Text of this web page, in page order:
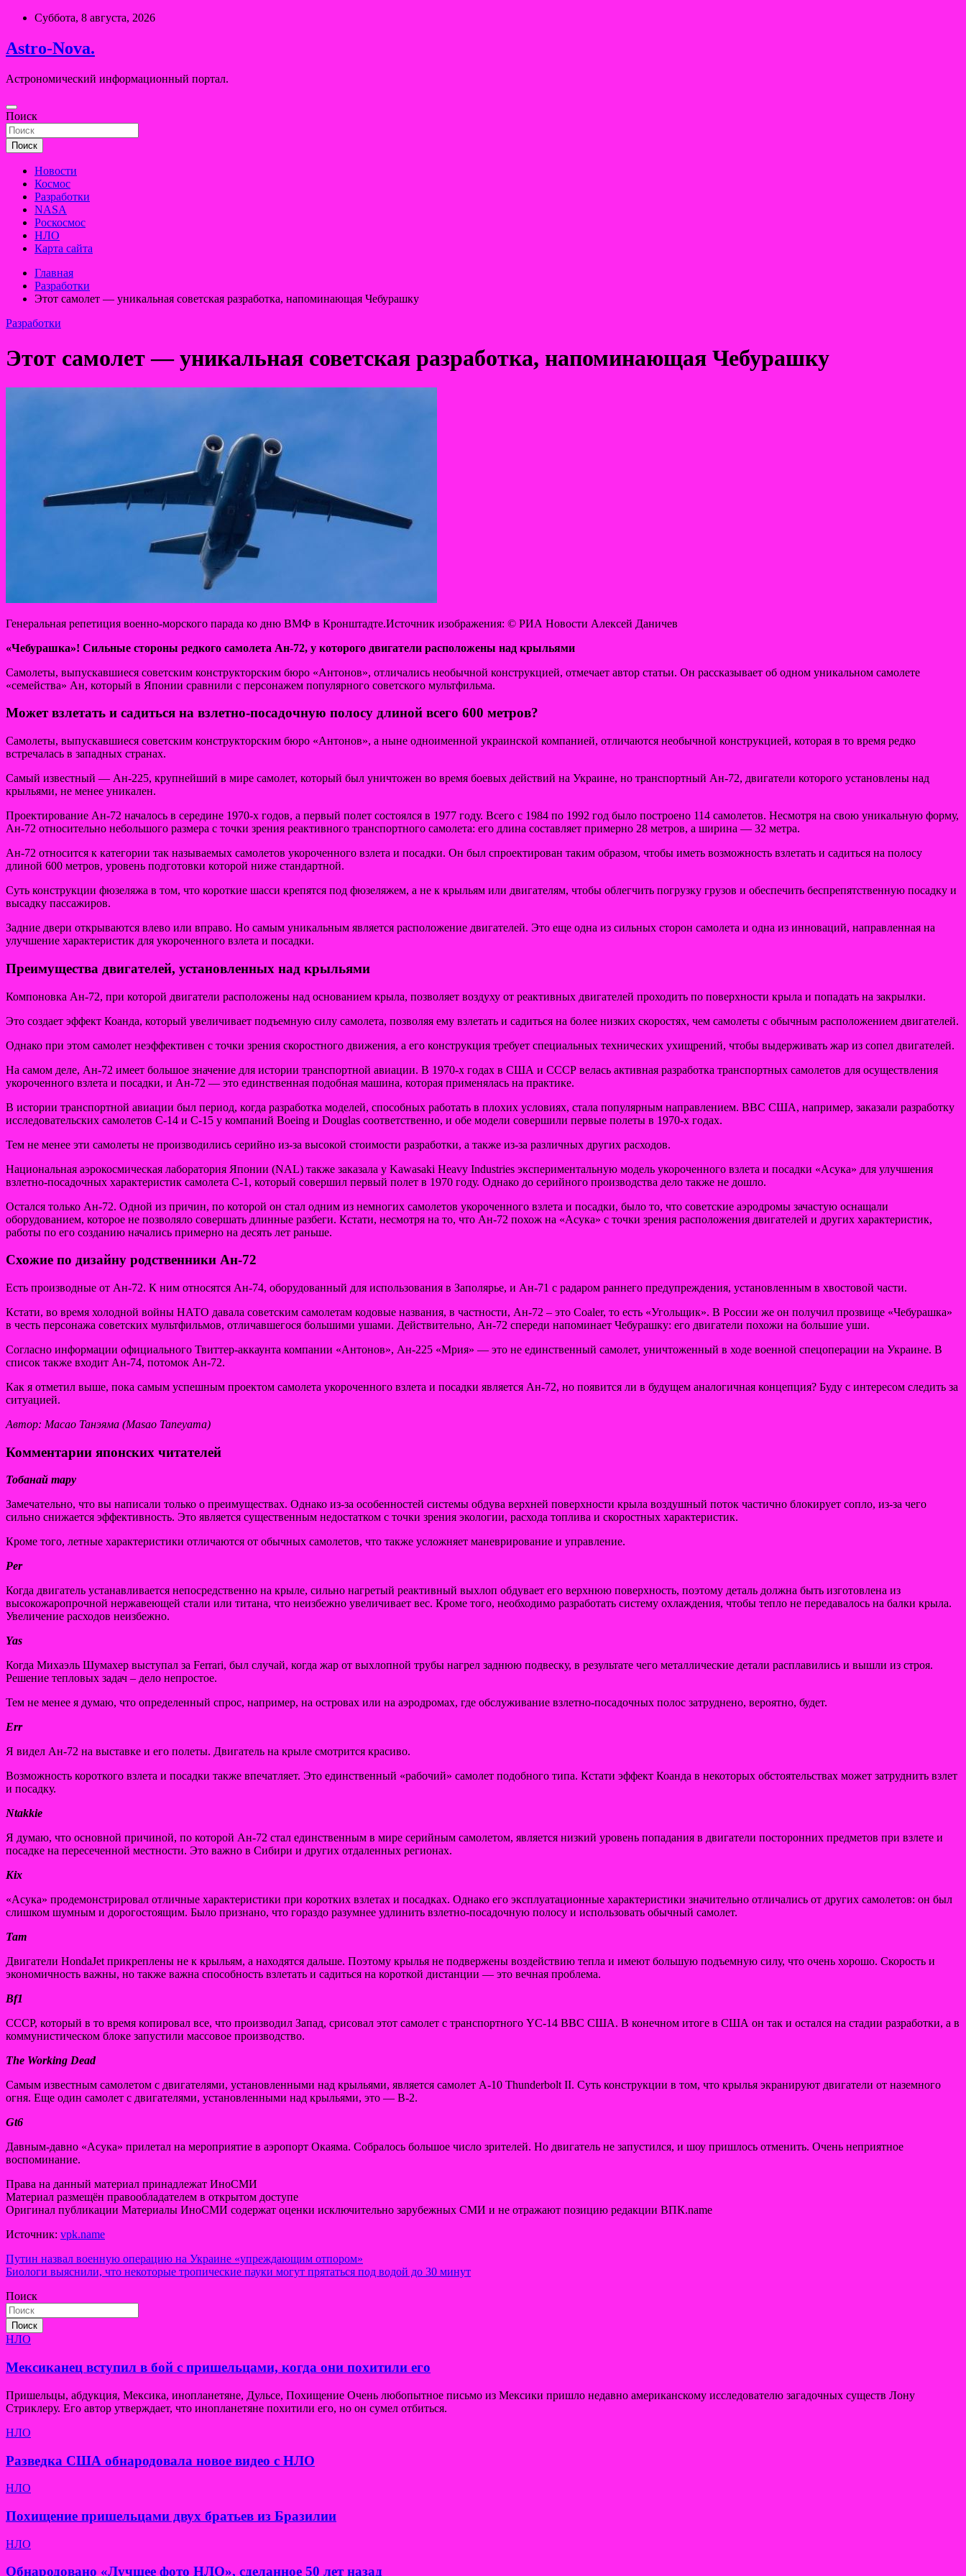
Перейти
содержимому
Суббота, 8 августа, 2026
Astro-Nova.
Астрономический информационный портал.
Поиск
Поиск
Новости
Космос
Разработки
NASA
Роскосмос
НЛО
Карта сайта
Главная
Разработки
Этот самолет — уникальная советская разработка, напоминающая Чебурашку
Разработки
Этот самолет — уникальная советская разработка, напоминающая Чебурашку
Генеральная репетиция военно-морского парада ко дню ВМФ в Кронштадте.Источник изображения: © РИА Новости Алексей Даничев
«Чебурашка»! Сильные стороны редкого самолета Ан-72, у которого двигатели расположены над крыльями
Самолеты, выпускавшиеся советским конструкторским бюро «Антонов», отличались необычной конструкцией, отмечает автор статьи. Он рассказывает об одном уникальном самолете
«семейства» Ан, который в Японии сравнили с персонажем популярного советского мультфильма.
Может взлетать и садиться на взлетно-посадочную полосу длиной всего 600 метров?
Самолеты, выпускавшиеся советским конструкторским бюро «Антонов», а ныне одноименной украинской компанией, отличаются необычной конструкцией, которая в то время редко
встречалась в западных странах.
Самый известный — Ан-225, крупнейший в мире самолет, который был уничтожен во время боевых действий на Украине, но транспортный Ан-72, двигатели которого установлены над
крыльями, не менее уникален.
Проектирование Ан-72 началось в середине 1970-х годов, а первый полет состоялся в 1977 году. Всего с 1984 по 1992 год было построено 114 самолетов. Несмотря на свою уникальную форму,
Ан-72 относительно небольшого размера с точки зрения реактивного транспортного самолета: его длина составляет примерно 28 метров, а ширина — 32 метра.
Ан-72 относится к категории так называемых самолетов укороченного взлета и посадки. Он был спроектирован таким образом, чтобы иметь возможность взлетать и садиться на полосу
длиной 600 метров, уровень подготовки которой ниже стандартной.
Суть конструкции фюзеляжа в том, что короткие шасси крепятся под фюзеляжем, а не к крыльям или двигателям, чтобы облегчить погрузку грузов и обеспечить беспрепятственную посадку и
высадку пассажиров.
Задние двери открываются влево или вправо. Но самым уникальным является расположение двигателей. Это еще одна из сильных сторон самолета и одна из инноваций, направленная на
улучшение характеристик для укороченного взлета и посадки.
Преимущества двигателей, установленных над крыльями
Компоновка Ан-72, при которой двигатели расположены над основанием крыла, позволяет воздуху от реактивных двигателей проходить по поверхности крыла и попадать на закрылки.
Это создает эффект Коанда, который увеличивает подъемную силу самолета, позволяя ему взлетать и садиться на более низких скоростях, чем самолеты с обычным расположением двигателей.
Однако при этом самолет неэффективен с точки зрения скоростного движения, а его конструкция требует специальных технических ухищрений, чтобы выдерживать жар из сопел двигателей.
На самом деле, Ан-72 имеет большое значение для истории транспортной авиации. В 1970-х годах в США и СССР велась активная разработка транспортных самолетов для осуществления
укороченного взлета и посадки, и Ан-72 — это единственная подобная машина, которая применялась на практике.
В истории транспортной авиации был период, когда разработка моделей, способных работать в плохих условиях, стала популярным направлением. ВВС США, например, заказали разработку
исследовательских самолетов C-14 и C-15 у компаний Boeing и Douglas соответственно, и обе модели совершили первые полеты в 1970-х годах.
Тем не менее эти самолеты не производились серийно из-за высокой стоимости разработки, а также из-за различных других расходов.
Национальная аэрокосмическая лаборатория Японии (NAL) также заказала у Kawasaki Heavy Industries экспериментальную модель укороченного взлета и посадки «Асука» для улучшения
взлетно-посадочных характеристик самолета C-1, который совершил первый полет в 1970 году. Однако до серийного производства дело также не дошло.
Остался только Ан-72. Одной из причин, по которой он стал одним из немногих самолетов укороченного взлета и посадки, было то, что советские аэродромы зачастую оснащали
оборудованием, которое не позволяло совершать длинные разбеги. Кстати, несмотря на то, что Ан-72 похож на «Асука» с точки зрения расположения двигателей и других характеристик,
работы по его созданию начались примерно на десять лет раньше.
Схожие по дизайну родственники Ан-72
Есть производные от Ан-72. К ним относятся Ан-74, оборудованный для использования в Заполярье, и Ан-71 с радаром раннего предупреждения, установленным в хвостовой части.
Кстати, во время холодной войны НАТО давала советским самолетам кодовые названия, в частности, Ан-72 – это Coaler, то есть «Угольщик». В России же он получил прозвище «Чебурашка»
в честь персонажа советских мультфильмов, отличавшегося большими ушами. Действительно, Ан-72 спереди напоминает Чебурашку: его двигатели похожи на большие уши.
Согласно информации официального Твиттер-аккаунта компании «Антонов», Ан-225 «Мрия» — это не единственный самолет, уничтоженный в ходе военной спецоперации на Украине. В
список также входит Ан-74, потомок Ан-72.
Как я отметил выше, пока самым успешным проектом самолета укороченного взлета и посадки является Ан-72, но появится ли в будущем аналогичная концепция? Буду с интересом следить за
ситуацией.
Автор: Масао Танэяма (Masao Taneyama)
Комментарии японских читателей
Тобанай тару
Замечательно, что вы написали только о преимуществах. Однако из-за особенностей системы обдува верхней поверхности крыла воздушный поток частично блокирует сопло, из-за чего
сильно снижается эффективность. Это является существенным недостатком с точки зрения экологии, расхода топлива и скоростных характеристик.
Кроме того, летные характеристики отличаются от обычных самолетов, что также усложняет маневрирование и управление.
Per
Когда двигатель устанавливается непосредственно на крыле, сильно нагретый реактивный выхлоп обдувает его верхнюю поверхность, поэтому деталь должна быть изготовлена из
высокожаропрочной нержавеющей стали или титана, что неизбежно увеличивает вес. Кроме того, необходимо разработать систему охлаждения, чтобы тепло не передавалось на балки крыла.
Увеличение расходов неизбежно.
Yas
Когда Михаэль Шумахер выступал за Ferrari, был случай, когда жар от выхлопной трубы нагрел заднюю подвеску, в результате чего металлические детали расплавились и вышли из строя.
Решение тепловых задач – дело непростое.
Тем не менее я думаю, что определенный спрос, например, на островах или на аэродромах, где обслуживание взлетно-посадочных полос затруднено, вероятно, будет.
Err
Я видел Ан-72 на выставке и его полеты. Двигатель на крыле смотрится красиво.
Возможность короткого взлета и посадки также впечатляет. Это единственный «рабочий» самолет подобного типа. Кстати эффект Коанда в некоторых обстоятельствах может затруднить взлет
и посадку.
Ntakkie
Я думаю, что основной причиной, по которой Ан-72 стал единственным в мире серийным самолетом, является низкий уровень попадания в двигатели посторонних предметов при взлете и
посадке на пересеченной местности. Это важно в Сибири и других отдаленных регионах.
Kix
«Асука» продемонстрировал отличные характеристики при коротких взлетах и посадках. Однако его эксплуатационные характеристики значительно отличались от других самолетов: он был
слишком шумным и дорогостоящим. Было признано, что гораздо разумнее удлинить взлетно-посадочную полосу и использовать обычный самолет.
Тат
Двигатели HondaJet прикреплены не к крыльям, а находятся дальше. Поэтому крылья не подвержены воздействию тепла и имеют большую подъемную силу, что очень хорошо. Скорость и
экономичность важны, но также важна способность взлетать и садиться на короткой дистанции — это вечная проблема.
Bf1
CCCР, который в то время копировал все, что производил Запад, срисовал этот самолет с транспортного YC-14 ВВС США. В конечном итоге в США он так и остался на стадии разработки, а в
коммунистическом блоке запустили массовое производство.
The Working Dead
Самым известным самолетом с двигателями, установленными над крыльями, является самолет A-10 Thunderbolt II. Суть конструкции в том, что крылья экранируют двигатели от наземного
огня. Еще один самолет с двигателями, установленными над крыльями, это — B-2.
Gt6
Давным-давно «Асука» прилетал на мероприятие в аэропорт Окаяма. Собралось большое число зрителей. Но двигатель не запустился, и шоу пришлось отменить. Очень неприятное
воспоминание.
Права на данный материал принадлежат ИноСМИ
Материал размещён правообладателем в открытом доступе
Оригинал публикации Материалы ИноСМИ содержат оценки исключительно зарубежных СМИ и не отражают позицию редакции ВПК.name
Источник: vpk.name
Навигация
по
записям
Путин назвал военную операцию на Украине «упреждающим отпором»
Биологи выяснили, что некоторые тропические пауки могут прятаться под водой до 30 минут
Поиск
Поиск
НЛО
Мексиканец вступил в бой с пришельцами, когда они похитили его
Пришельцы, абдукция, Мексика, инопланетяне, Дульсе, Похищение Очень любопытное письмо из Мексики пришло недавно американскому исследователю загадочных существ Лону
Стриклеру. Его автор утверждает, что инопланетяне похитили его, но он сумел отбиться.
НЛО
Разведка США обнародовала новое видео с НЛО
НЛО
Похищение пришельцами двух братьев из Бразилии
НЛО
Обнародовано «Лучшее фото НЛО», сделанное 50 лет назад